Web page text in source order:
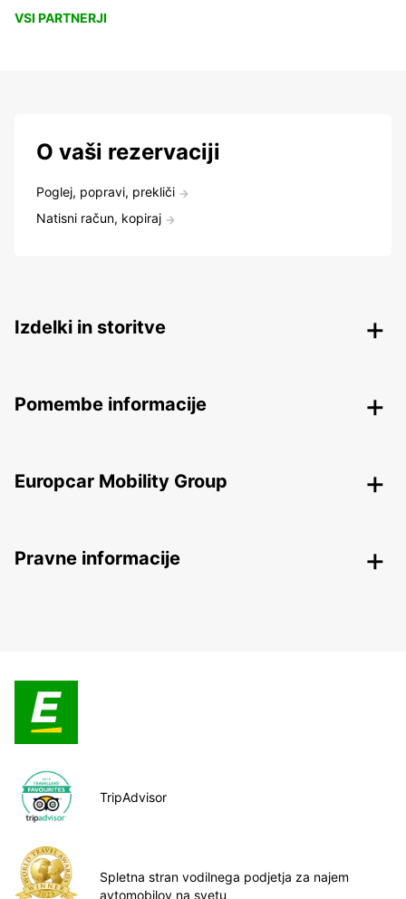
VSI PARTNERJI
O vaši rezervaciji
Poglej, popravi, prekliči
Natisni račun, kopiraj
Izdelki in storitve
Pomembe informacije
Europcar Mobility Group
Pravne informacije
TripAdvisor
Spletna stran vodilnega podjetja za najem
avtomobilov na svetu